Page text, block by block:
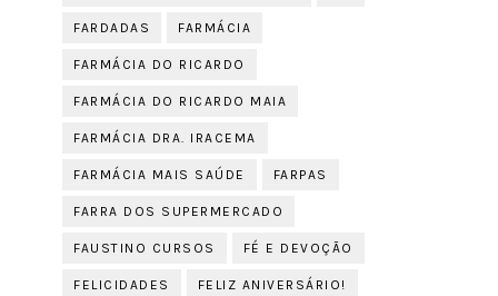
FARDADAS FARMÁCIA
FARMÁCIA DO RICARDO
FARMÁCIA DO RICARDO MAIA
FARMÁCIA DRA. IRACEMA
FARMÁCIA MAIS SAÚDE FARPAS
FARRA DOS SUPERMERCADO
FAUSTINO CURSOS FÉ E DEVOÇÃO
FELICIDADES FELIZ ANIVERSÁRIO!